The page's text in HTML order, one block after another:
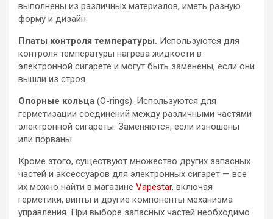
выполнены из различных материалов, иметь разную
форму и дизайн.
Платы контроля температуры. Используются для
контроля температуры нагрева жидкости в
электронной сигарете и могут быть заменены, если они
вышли из строя.
Опорные кольца (O-rings). Используются для
герметизации соединений между различными частями
электронной сигареты. Заменяются, если изношены
или порваны.
Кроме этого, существуют множество других запасных
частей и аксессуаров для электронных сигарет — все
их можно найти в магазине Vapestar, включая
герметики, винты и другие компоненты механизма
управления. При выборе запасных частей необходимо